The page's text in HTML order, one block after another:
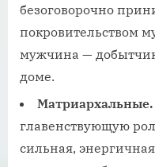
безоговорочно
покровительством
мужчина —
доме.
Матриархальные.
главенствующую
сильная,